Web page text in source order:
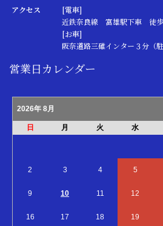
アクセス
[電車]
近鉄奈良線 富雄駅下車 徒
[お車]
阪奈道路三碓インター３分（駐
営業日カレンダー
2026年 8月
日 月 火 水
2 3 4 5
9 10 11 12
16 17 18 19